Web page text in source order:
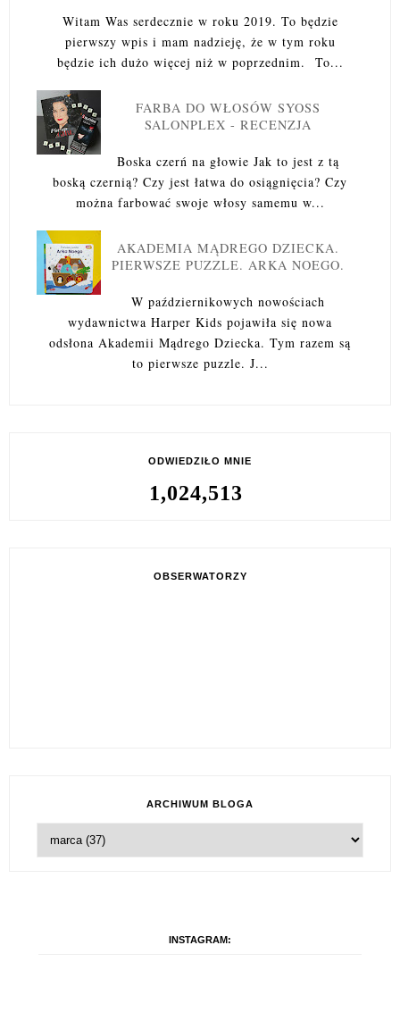
Witam Was serdecznie w roku 2019. To będzie
pierwszy wpis i mam nadzieję, że w tym roku
będzie ich dużo więcej niż w poprzednim. To...
FARBA DO WŁOSÓW SYOSS
SALONPLEX - RECENZJA
Boska czerń na głowie Jak to jest z tą
boską czernią? Czy jest łatwa do osiągnięcia? Czy
można farbować swoje włosy samemu w...
AKADEMIA MĄDREGO DZIECKA.
PIERWSZE PUZZLE. ARKA NOEGO.
W październikowych nowościach
wydawnictwa Harper Kids pojawiła się nowa
odsłona Akademii Mądrego Dziecka. Tym razem są
to pierwsze puzzle. J...
ODWIEDZIŁO MNIE
1,024,513
OBSERWATORZY
ARCHIWUM BLOGA
INSTAGRAM: